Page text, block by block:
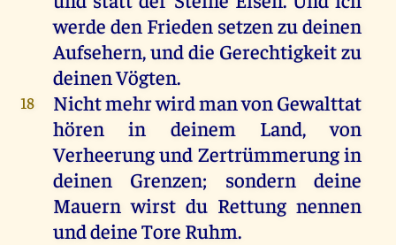
werde den Frieden setzenzudeinen
Aufsehern,unddie Gerechtigkeitzu
deinenVögten.
18 NichtmehrwirdmanvonGewalttat
hören
in deinem Land,von
Verheerungund Zertrümmerungin
deinen
Grenzen; sondern
deine
Mauern wirst du Rettungnennen
unddeineTore Ruhm.